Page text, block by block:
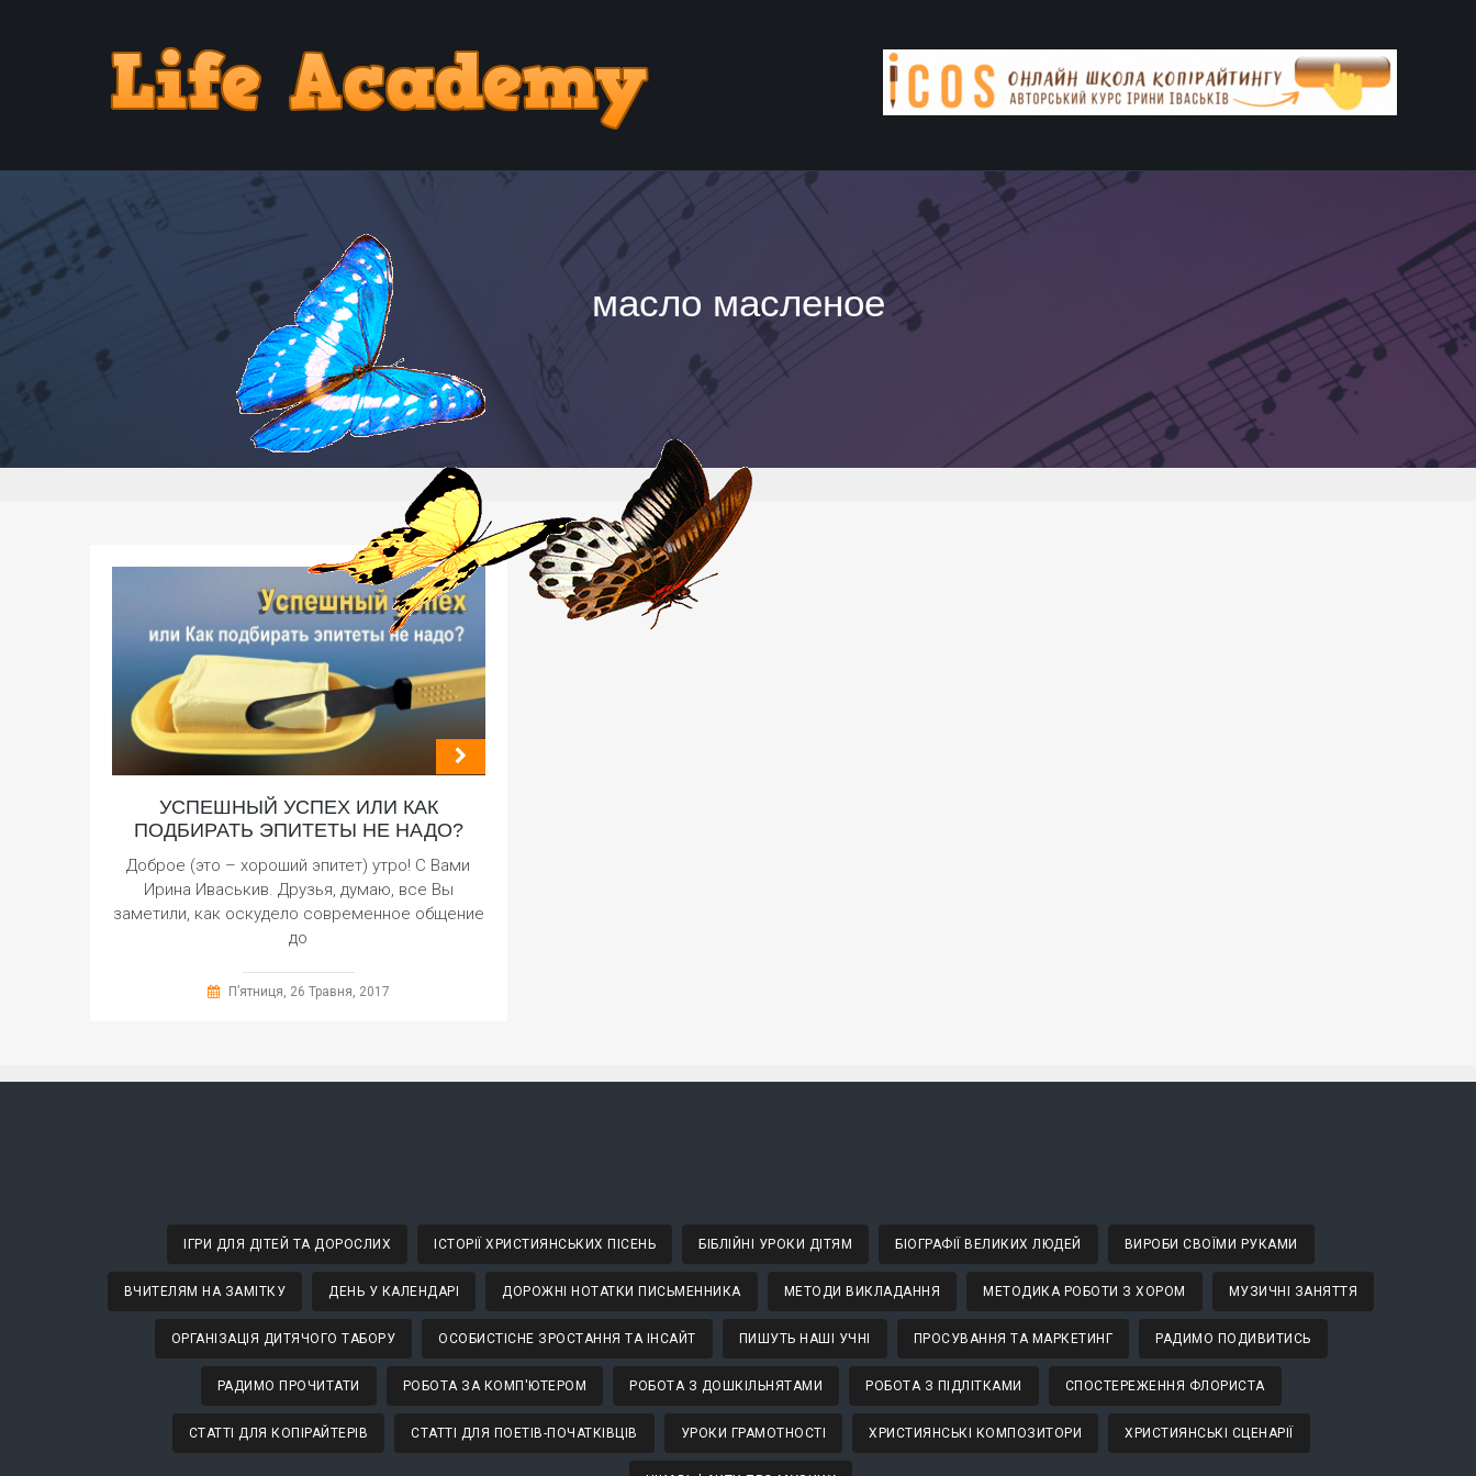
масло масленое
УСПЕШНЫЙ УСПЕХ ИЛИ КАК
ПОДБИРАТЬ ЭПИТЕТЫ НЕ НАДО?
Доброе (это – хороший эпитет) утро! С Вами
Ирина Иваськив. Друзья, думаю, все Вы
заметили, как оскудело современное общение
до
П’ятниця, 26 Травня, 2017
ІГРИ ДЛЯ ДІТЕЙ ТА ДОРОСЛИХ ІСТОРІЇ ХРИСТИЯНСЬКИХ ПІСЕНЬ БІБЛІЙНІ УРОКИ ДІТЯМ БІОГРАФІЇ ВЕЛИКИХ ЛЮДЕЙ ВИРОБИ СВОЇМИ РУКАМИ
ВЧИТЕЛЯМ НА ЗАМІТКУ ДЕНЬ У КАЛЕНДАРІ ДОРОЖНІ НОТАТКИ ПИСЬМЕННИКА МЕТОДИ ВИКЛАДАННЯ МЕТОДИКА РОБОТИ З ХОРОМ МУЗИЧНІ ЗАНЯТТЯ
ОРГАНІЗАЦІЯ ДИТЯЧОГО ТАБОРУ ОСОБИСТІСНЕ ЗРОСТАННЯ ТА ІНСАЙТ ПИШУТЬ НАШІ УЧНІ ПРОСУВАННЯ ТА МАРКЕТИНГ РАДИМО ПОДИВИТИСЬ
РАДИМО ПРОЧИТАТИ РОБОТА ЗА КОМП'ЮТЕРОМ РОБОТА З ДОШКІЛЬНЯТАМИ РОБОТА З ПІДЛІТКАМИ СПОСТЕРЕЖЕННЯ ФЛОРИСТА
СТАТТІ ДЛЯ КОПІРАЙТЕРІВ СТАТТІ ДЛЯ ПОЕТІВ-ПОЧАТКІВЦІВ УРОКИ ГРАМОТНОСТІ ХРИСТИЯНСЬКІ КОМПОЗИТОРИ ХРИСТИЯНСЬКІ СЦЕНАРІЇ